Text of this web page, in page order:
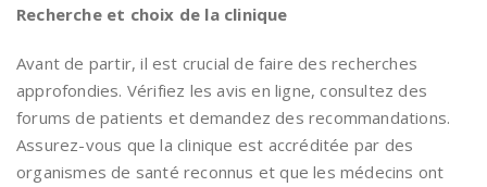
Recherche et choix de la clinique
Avant de partir, il est crucial de faire des recherches
approfondies. Vérifiez les avis en ligne, consultez des
forums de patients et demandez des recommandations.
Assurez-vous que la clinique est accréditée par des
organismes de santé reconnus et que les médecins ont